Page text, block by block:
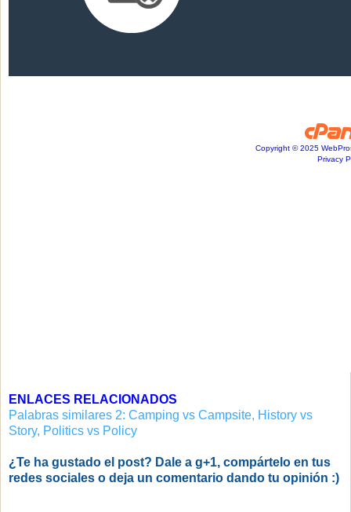
ENLACES RELACIONADOS
Palabras similares 2: Camping vs Campsite, History vs
Story, Politics vs Policy
¿Te ha gustado el post? Dale a g+1, compártelo en tus
redes sociales o deja un comentario dando tu opinión :)